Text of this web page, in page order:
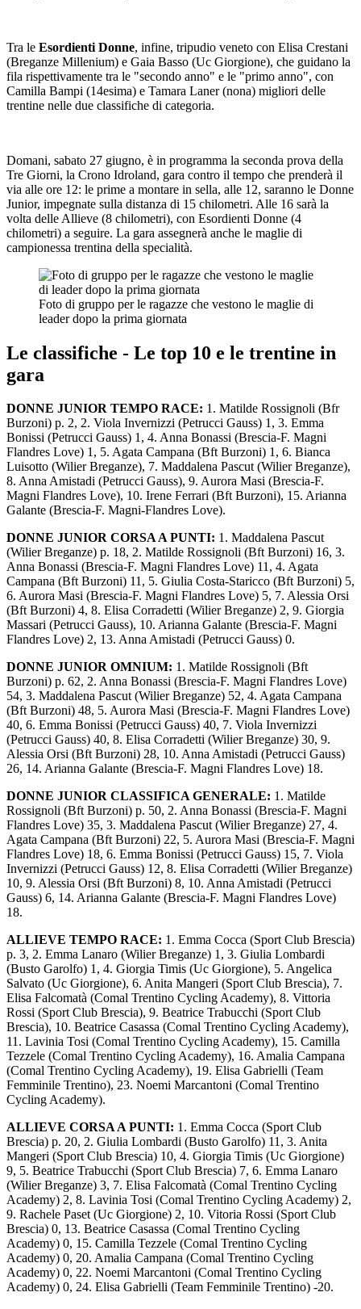
Tra le Esordienti Donne, infine, tripudio veneto con Elisa Crestani
(Breganze Millenium) e Gaia Basso (Uc Giorgione), che guidano la
fila rispettivamente tra le "secondo anno" e le "primo anno", con
Camilla Bampi (14esima) e Tamara Laner (nona) migliori delle
trentine nelle due classifiche di categoria.
Domani, sabato 27 giugno, è in programma la seconda prova della
Tre Giorni, la Crono Idroland, gara contro il tempo che prenderà il
via alle ore 12: le prime a montare in sella, alle 12, saranno le Donne
Junior, impegnate sulla distanza di 15 chilometri. Alle 16 sarà la
volta delle Allieve (8 chilometri), con Esordienti Donne (4
chilometri) a seguire. La gara assegnerà anche le maglie di
campionessa trentina della specialità.
Foto di gruppo per le ragazze che vestono le maglie di
leader dopo la prima giornata
Le classifiche - Le top 10 e le trentine in
gara
DONNE JUNIOR TEMPO RACE: 1. Matilde Rossignoli (Bfr
Burzoni) p. 2, 2. Viola Invernizzi (Petrucci Gauss) 1, 3. Emma
Bonissi (Petrucci Gauss) 1, 4. Anna Bonassi (Brescia-F. Magni
Flandres Love) 1, 5. Agata Campana (Bft Burzoni) 1, 6. Bianca
Luisotto (Wilier Breganze), 7. Maddalena Pascut (Wilier Breganze),
8. Anna Amistadi (Petrucci Gauss), 9. Aurora Masi (Brescia-F.
Magni Flandres Love), 10. Irene Ferrari (Bft Burzoni), 15. Arianna
Galante (Brescia-F. Magni-Flandres Love).
DONNE JUNIOR CORSA A PUNTI: 1. Maddalena Pascut
(Wilier Breganze) p. 18, 2. Matilde Rossignoli (Bft Burzoni) 16, 3.
Anna Bonassi (Brescia-F. Magni Flandres Love) 11, 4. Agata
Campana (Bft Burzoni) 11, 5. Giulia Costa-Staricco (Bft Burzoni) 5,
6. Aurora Masi (Brescia-F. Magni Flandres Love) 5, 7. Alessia Orsi
(Bft Burzoni) 4, 8. Elisa Corradetti (Wilier Breganze) 2, 9. Giorgia
Massari (Petrucci Gauss), 10. Arianna Galante (Brescia-F. Magni
Flandres Love) 2, 13. Anna Amistadi (Petrucci Gauss) 0.
DONNE JUNIOR OMNIUM: 1. Matilde Rossignoli (Bft
Burzoni) p. 62, 2. Anna Bonassi (Brescia-F. Magni Flandres Love)
54, 3. Maddalena Pascut (Wilier Breganze) 52, 4. Agata Campana
(Bft Burzoni) 48, 5. Aurora Masi (Brescia-F. Magni Flandres Love)
40, 6. Emma Bonissi (Petrucci Gauss) 40, 7. Viola Invernizzi
(Petrucci Gauss) 40, 8. Elisa Corradetti (Wilier Breganze) 30, 9.
Alessia Orsi (Bft Burzoni) 28, 10. Anna Amistadi (Petrucci Gauss)
26, 14. Arianna Galante (Brescia-F. Magni Flandres Love) 18.
DONNE JUNIOR CLASSIFICA GENERALE: 1. Matilde
Rossignoli (Bft Burzoni) p. 50, 2. Anna Bonassi (Brescia-F. Magni
Flandres Love) 35, 3. Maddalena Pascut (Wilier Breganze) 27, 4.
Agata Campana (Bft Burzoni) 22, 5. Aurora Masi (Brescia-F. Magni
Flandres Love) 18, 6. Emma Bonissi (Petrucci Gauss) 15, 7. Viola
Invernizzi (Petrucci Gauss) 12, 8. Elisa Corradetti (Wilier Breganze)
10, 9. Alessia Orsi (Bft Burzoni) 8, 10. Anna Amistadi (Petrucci
Gauss) 6, 14. Arianna Galante (Brescia-F. Magni Flandres Love)
18.
ALLIEVE TEMPO RACE: 1. Emma Cocca (Sport Club Brescia)
p. 3, 2. Emma Lanaro (Wilier Breganze) 1, 3. Giulia Lombardi
(Busto Garolfo) 1, 4. Giorgia Timis (Uc Giorgione), 5. Angelica
Salvato (Uc Giorgione), 6. Anita Mangeri (Sport Club Brescia), 7.
Elisa Falcomatà (Comal Trentino Cycling Academy), 8. Vittoria
Rossi (Sport Club Brescia), 9. Beatrice Trabucchi (Sport Club
Brescia), 10. Beatrice Casassa (Comal Trentino Cycling Academy),
11. Lavinia Tosi (Comal Trentino Cycling Academy), 15. Camilla
Tezzele (Comal Trentino Cycling Academy), 16. Amalia Campana
(Comal Trentino Cycling Academy), 19. Elisa Gabrielli (Team
Femminile Trentino), 23. Noemi Marcantoni (Comal Trentino
Cycling Academy).
ALLIEVE CORSA A PUNTI: 1. Emma Cocca (Sport Club
Brescia) p. 20, 2. Giulia Lombardi (Busto Garolfo) 11, 3. Anita
Mangeri (Sport Club Brescia) 10, 4. Giorgia Timis (Uc Giorgione)
9, 5. Beatrice Trabucchi (Sport Club Brescia) 7, 6. Emma Lanaro
(Wilier Breganze) 3, 7. Elisa Falcomatà (Comal Trentino Cycling
Academy) 2, 8. Lavinia Tosi (Comal Trentino Cycling Academy) 2,
9. Rachele Paset (Uc Giorgione) 2, 10. Vitoria Rossi (Sport Club
Brescia) 0, 13. Beatrice Casassa (Comal Trentino Cycling
Academy) 0, 15. Camilla Tezzele (Comal Trentino Cycling
Academy) 0, 20. Amalia Campana (Comal Trentino Cycling
Academy) 0, 22. Noemi Marcantoni (Comal Trentino Cycling
Academy) 0, 24. Elisa Gabrielli (Team Femminile Trentino) -20.